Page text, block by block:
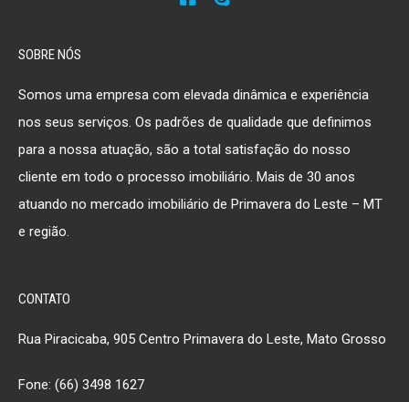
SOBRE NÓS
Somos uma empresa com elevada dinâmica e experiência
nos seus serviços. Os padrões de qualidade que definimos
para a nossa atuação, são a total satisfação do nosso
cliente em todo o processo imobiliário. Mais de 30 anos
atuando no mercado imobiliário de Primavera do Leste – MT
e região.
CONTATO
Rua Piracicaba, 905 Centro Primavera do Leste, Mato Grosso
Fone: (66) 3498 1627